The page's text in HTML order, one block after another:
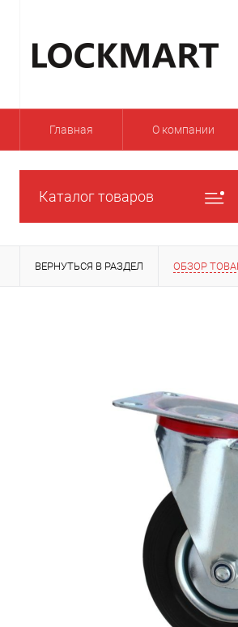
Главная О компании
Каталог товаров
ВЕРНУТЬСЯ В РАЗДЕЛ ОБЗОР